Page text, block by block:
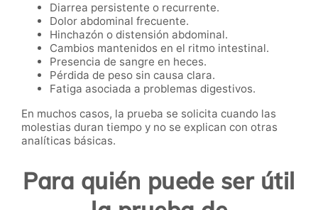
Diarrea persistente o recurrente.
Dolor abdominal frecuente.
Hinchazón o distensión abdominal.
Cambios mantenidos en el ritmo intestinal.
Presencia de sangre en heces.
Pérdida de peso sin causa clara.
Fatiga asociada a problemas digestivos.
En muchos casos, la prueba se solicita cuando las
molestias duran tiempo y no se explican con otras
analíticas básicas.
Para quién puede ser útil